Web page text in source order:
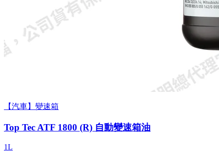
【汽車】變速箱
Top Tec ATF 1800 (R) 自動變速箱油
1L